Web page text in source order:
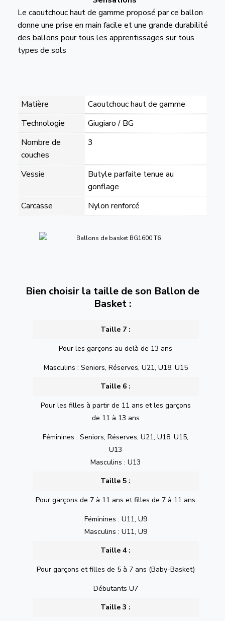
Le caoutchouc haut de gamme proposé par ce ballon
donne une prise en main facile et une grande durabilité
des ballons pour tous les apprentissages sur tous
types de sols
Matière
Caoutchouc haut de gamme
Technologie
Giugiaro / BG
Nombre de
couches
3
Vessie
Butyle parfaite tenue au
gonflage
Carcasse
Nylon renforcé
Bien choisir la taille de son Ballon de
Basket :
Taille 7 :
Pour les garçons au delà de 13 ans
Masculins : Seniors, Réserves, U21, U18, U15
Taille 6 :
Pour les filles à partir de 11 ans et les garçons
de 11 à 13 ans
Féminines : Seniors, Réserves, U21, U18, U15,
U13
Masculins : U13
Taille 5 :
Pour garçons de 7 à 11 ans et filles de 7 à 11 ans
Féminines : U11, U9
Masculins : U11, U9
Taille 4 :
Pour garçons et filles de 5 à 7 ans (Baby-Basket)
Débutants U7
Taille 3 :